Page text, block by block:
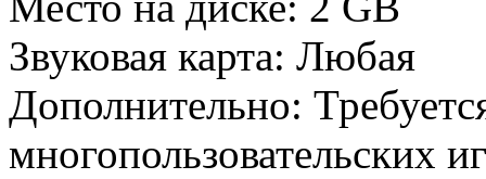
Звуковая карта: Любая
Дополнительно:
многопользовательских